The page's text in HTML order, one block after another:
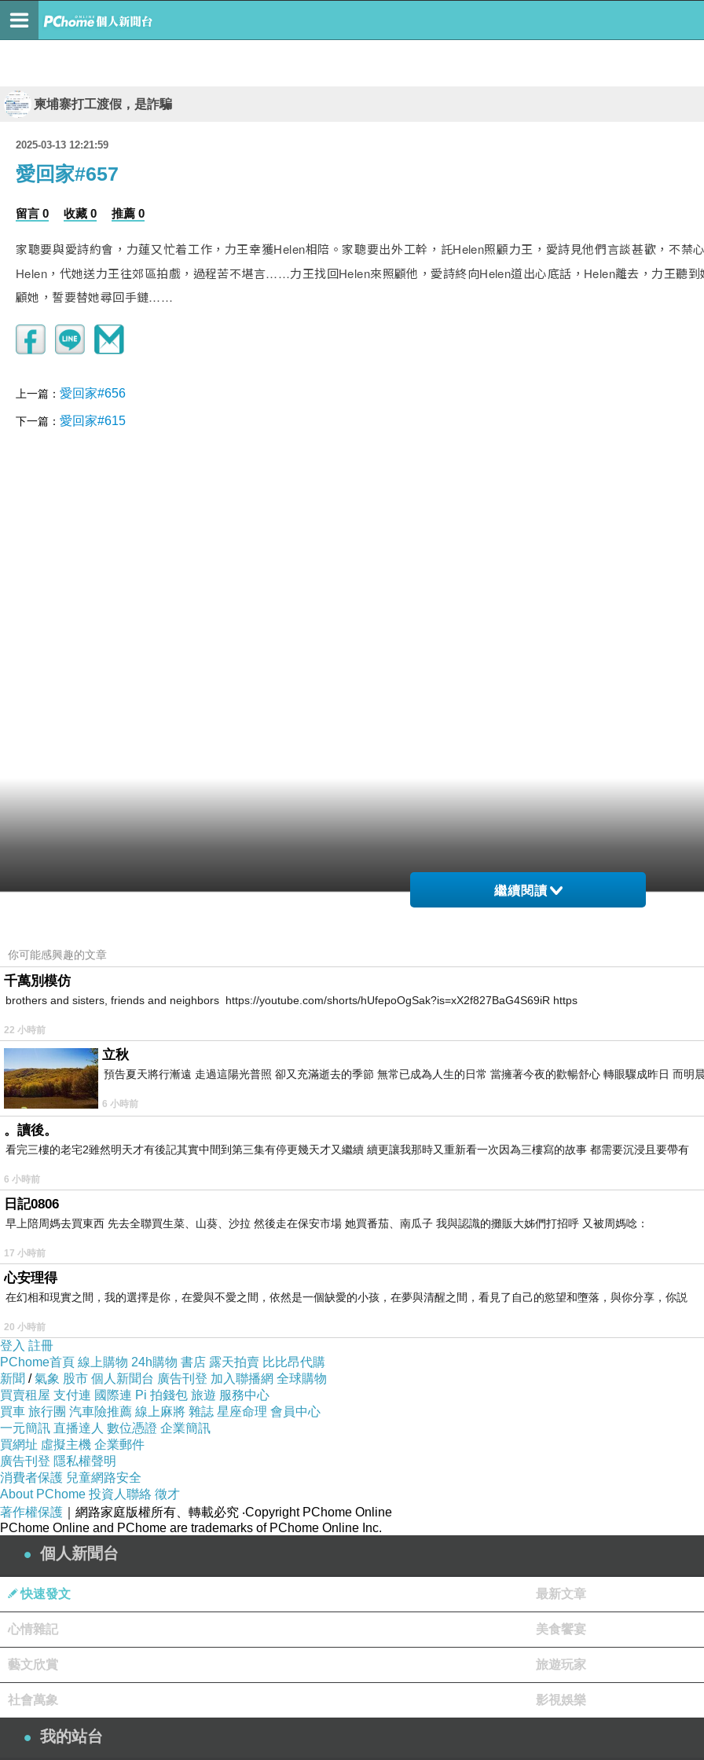
柬埔寨打工渡假，是詐騙
2025-03-13 12:21:59
愛回家#657
留言 0 收藏 0 推薦 0
家聰要與愛詩約會，力蓮又忙着工作，力王幸獲Helen相陪。家聰要出外工幹，託Helen照顧力王，愛詩見他們言談甚歡，不
Helen，代她送力王往郊區拍戲，過程苦不堪言……力王找回Helen來照顧他，愛詩終向Helen道出心底話，Helen離去，力王聽
顧她，誓要替她尋回手鏈……
上一篇： 愛回家#656
下一篇： 愛回家#615
繼續閱讀
你可能感興趣的文章
千萬別模仿
brothers and sisters, friends and neighbors https://youtube.com/shorts/hUfepoOgSak?is=xX2f827BaG4S69iR https
22 小時前
立秋
預告夏天將行漸遠 走過這陽光普照 卻又充滿逝去的季節 無常已成為人生的日常 當擁著今夜的歡暢舒心 轉眼驟成昨日 而明
6 小時前
。讀後。
看完三樓的老宅2雖然明天才有後記其實中間到第三集有停更幾天才又繼續 續更讓我那時又重新看一次因為三樓寫的故事 都需要沉浸且要帶有
6 小時前
日記0806
早上陪周媽去買東西 先去全聯買生菜、山葵、沙拉 然後走在保安市場 她買番茄、南瓜子 我與認識的攤販大姊們打招呼 又被周媽唸：
17 小時前
心安理得
在幻相和現實之間，我的選擇是你，在愛與不愛之間，依然是一個缺愛的小孩，在夢與清醒之間，看見了自己的慾望和墮落，與你分享，你説
20 小時前
登入 註冊
PChome首頁 線上購物 24h購物 書店 露天拍賣 比比昂代購
新聞 /氣象 股市 個人新聞台 廣告刊登 加入聯播網 全球購物
買賣租屋 支付連 國際連 Pi 拍錢包 旅遊 服務中心
買車 旅行團 汽車險推薦 線上麻將 雜誌 星座命理 會員中心
一元簡訊 直播達人 數位憑證 企業簡訊
買網址 虛擬主機 企業郵件
廣告刊登 隱私權聲明
消費者保護 兒童網路安全
About PChome 投資人聯絡 徵才
著作權保護 ｜網路家庭版權所有、轉載必究 ‧Copyright PChome Online
PChome Online and PChome are trademarks of PChome Online Inc.
個人新聞台
快速發文 最新文章
心情雜記 美食饗宴
藝文欣賞 旅遊玩家
社會萬象 影視娛樂
我的站台